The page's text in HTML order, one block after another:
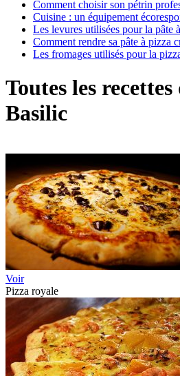
Comment choisir son pétrin
Cuisine : un équipement
Les levures utilisées pour la pâte
Comment rendre sa pâte à pizza
Les fromages utilisés pour la
Toutes les
Basilic
Voir
Pizza royale